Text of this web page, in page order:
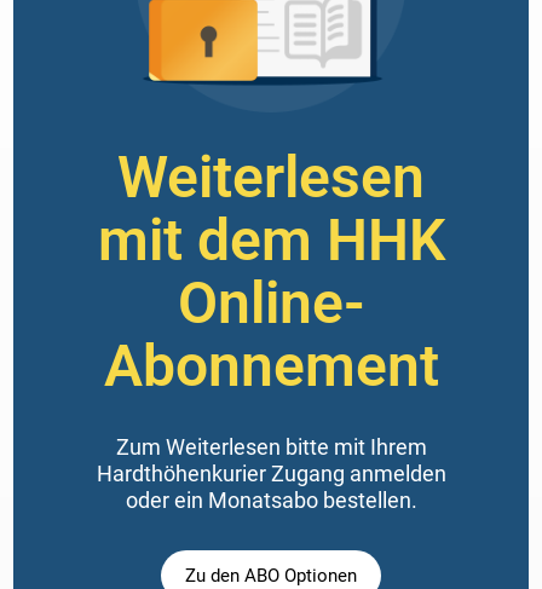
Weiterlesen
mit dem HHK
Online-
Abonnement
Zum Weiterlesen bitte mit Ihrem
Hardthöhenkurier Zugang anmelden
oder ein Monatsabo bestellen.
Zu den ABO Optionen